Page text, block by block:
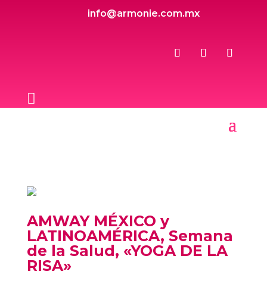
info@armonie.com.mx

AMWAY MÉXICO y
LATINOAMÉRICA, Semana
de la Salud, «YOGA DE LA
RISA»